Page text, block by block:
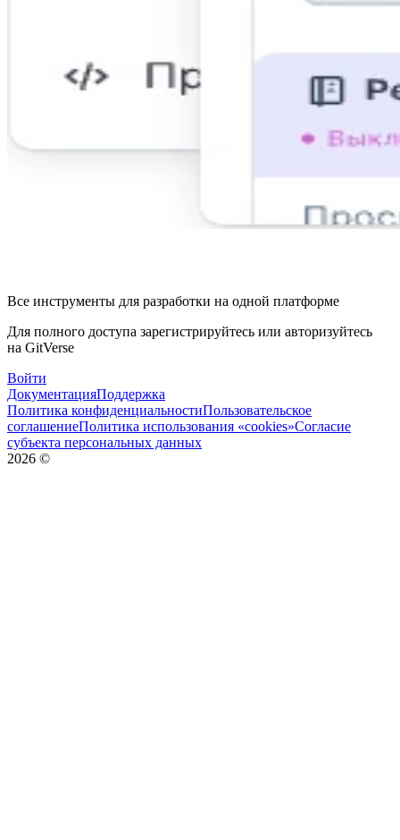
Все инструменты для разработки на одной платформе
Для полного доступа зарегистрируйтесь или авторизуйтесь
на GitVerse
Войти
ДокументацияПоддержка
Политика конфиденциальностиПользовательское
соглашениеПолитика использования «cookies»Согласие
субъекта персональных данных
2026 ©